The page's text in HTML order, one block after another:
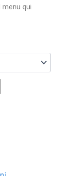
qui